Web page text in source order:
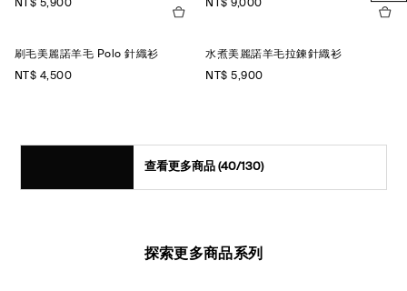
NT$ 5,900
NT$ 9,000
刷毛美麗諾羊毛 Polo 針織衫
NT$ 4,500
水煮美麗諾羊毛拉鍊針織衫
NT$ 5,900
查看更多商品 (40/130)
探索更多商品系列